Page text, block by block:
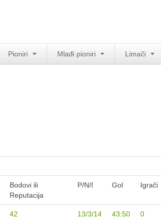
Pioniri Mlađi pioniri Limači
Bodovi ili
Reputacija
P/N/I Gol Igrači
42 13/3/14 43:50 0